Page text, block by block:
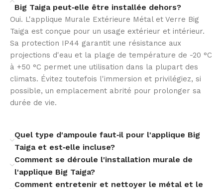
Installation et compatibilité
La Big Taiga s’installe facilement au mur grâce à une
fixation discrète et un câblage standard en 220–240 V.
Conçue pour une seule source E27, elle reste simple à
remplacer ou à mettre à jour. Son format compact et
son poids maîtrisé facilitent la mise en place.
Sa silhouette contemporaine s’adapte à de nombreux
contextes : porches, couloirs, terrasses abritées ou
espaces commerciaux. En tant qu’applique extérieure
élégante, le verre strié habille l’éclairage d’une
présence discrète et crée une atmosphère
Big Taiga peut‑elle être installée dehors?
Oui. L'applique Murale Extérieure Métal et Verre Big
Taiga est conçue pour un usage extérieur et intérieur.
Sa protection IP44 garantit une résistance aux
projections d'eau et la plage de température de -20 °C
à +50 °C permet une utilisation dans la plupart des
climats. Évitez toutefois l'immersion et privilégiez, si
possible, un emplacement abrité pour prolonger sa
durée de vie.
Quel type d'ampoule faut‑il pour l'applique Big
Taiga et est‑elle incluse?
Comment se déroule l'installation murale de
l'applique Big Taiga?
Comment entretenir et nettoyer le métal et le